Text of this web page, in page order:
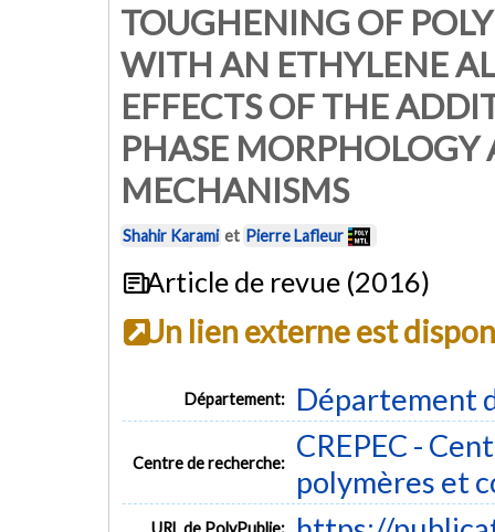
TOUGHENING OF
WITH AN ETHYLENE
EFFECTS OF THE
PHASE MORPHOLOGY
MECHANISMS
Shahir Karami et Pierre Lafleur
Article de revue (2016)
Un lien externe est
Département: Département
Centre de recherche:
CREPEC -
polymères et
URL de PolyPublie: